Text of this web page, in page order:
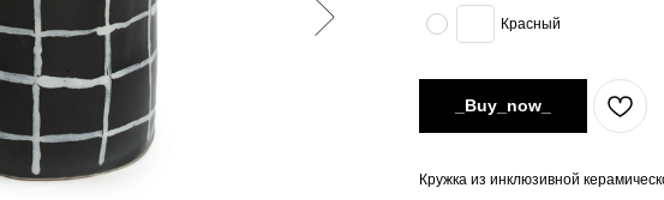
Красный
_Buy_now_
Кружка из инклюзивной